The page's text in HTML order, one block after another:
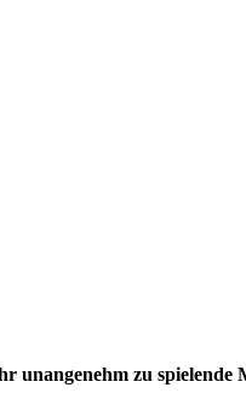
unangenehm zu spielende